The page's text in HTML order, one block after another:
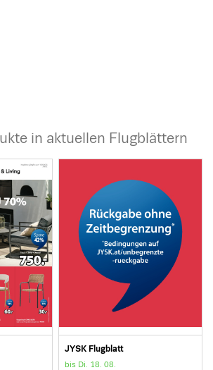
in aktuellen Flugblättern
JYSK Flugblatt
bis Di. 18. 08.